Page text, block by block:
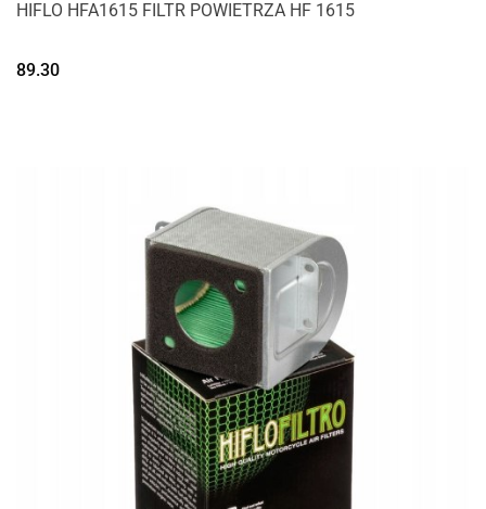
HIFLO HFA1615 FILTR POWIETRZA HF 1615
89.30